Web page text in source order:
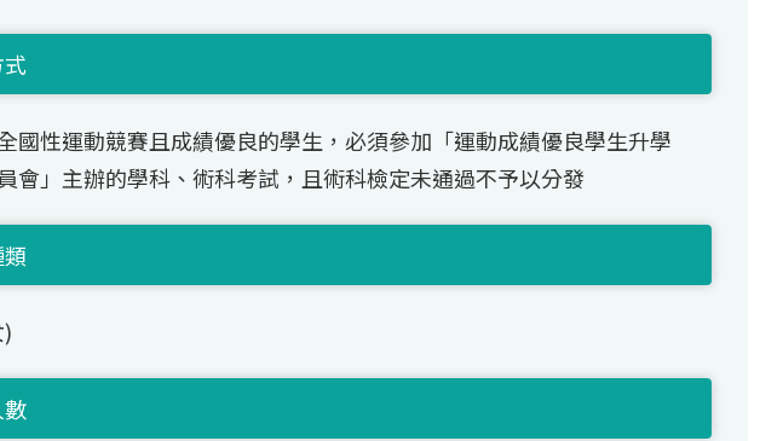
國性運動競賽且成績優良的學生，必須參加「運動成績優良學生升學
會」主辦的學科、術科考試，且術科檢定未通過不予以分發